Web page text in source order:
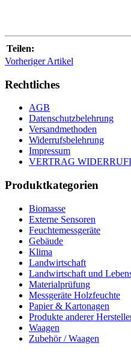
Teilen:
Vorheriger Artikel
Rechtliches
AGB
Datenschutzbelehrung
Versandmethoden
Widerrufsbelehrung
Impressum
VERTRAG
Produktkategorien
Biomasse
Externe Sensoren
Feuchtemessgeräte
Gebäude
Klima
Landwirtschaft
Landwirtschaft und
Materialprüfung
Messgeräte Holzfeuchte
Papier & Kartonagen
Produkte anderer
Waagen
Zubehör / Waagen